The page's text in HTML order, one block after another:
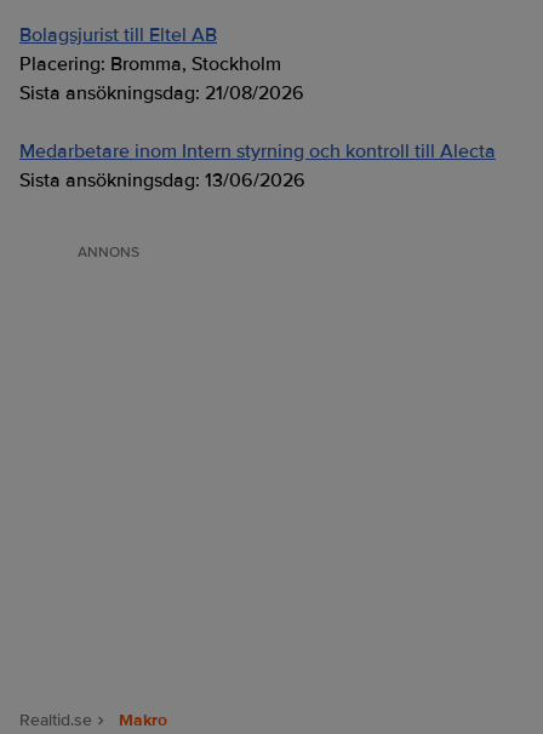
Bolagsjurist till Eltel AB
Placering: Bromma, Stockholm
Sista ansökningsdag: 21/08/2026
Medarbetare inom Intern styrning och kontroll till Alecta
Sista ansökningsdag: 13/06/2026
ANNONS
Realtid.se Makro